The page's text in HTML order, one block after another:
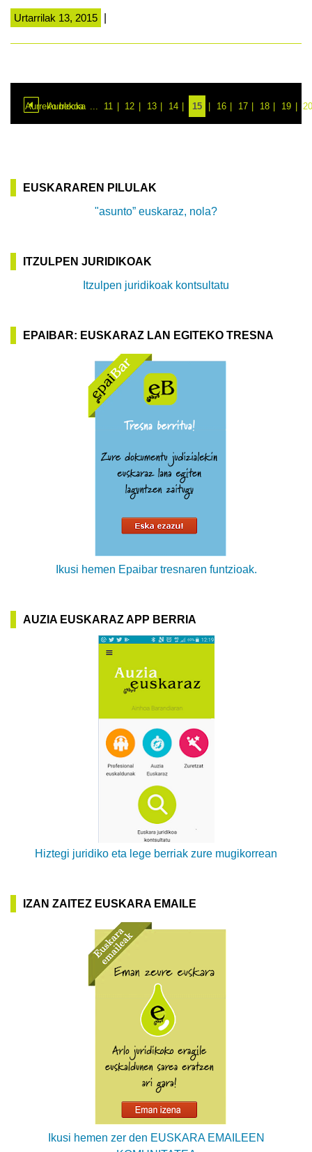
Urtarrilak 13, 2015
Aurreko blocka
Aurrekoa ... 11 12 13 14 15 16 17 18 19
EUSKARAREN PILULAK
"asunto” euskaraz, nola?
ITZULPEN JURIDIKOAK
Itzulpen juridikoak kontsultatu
EPAIBAR: EUSKARAZ LAN EGITEKO TRESNA
Ikusi hemen Epaibar tresnaren funtzioak.
AUZIA EUSKARAZ APP BERRIA
Hiztegi juridiko eta lege berriak zure mugikorrean
IZAN ZAITEZ EUSKARA EMAILE
Ikusi hemen zer den EUSKARA EMAILEEN